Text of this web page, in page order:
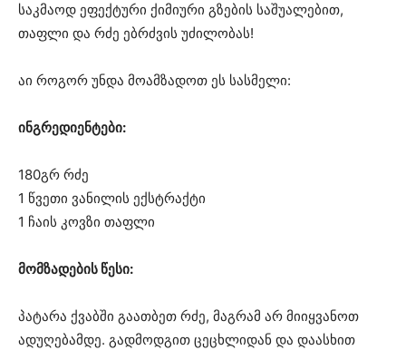
საკმაოდ ეფექტური ქიმიური გზების საშუალებით,
თაფლი და რძე ებრძვის უძილობას!
აი როგორ უნდა მოამზადოთ ეს სასმელი:
ინგრედიენტები:
180გრ რძე
1 წვეთი ვანილის ექსტრაქტი
1 ჩაის კოვზი თაფლი
მომზადების წესი:
პატარა ქვაბში გაათბეთ რძე, მაგრამ არ მიიყვანოთ
ადუღებამდე. გადმოდგით ცეცხლიდან და დაასხით